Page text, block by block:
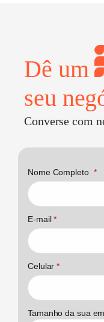
Dê um
seu
Converse com
Nome Completo *
E-mail*
Celular*
Tamanho da sua